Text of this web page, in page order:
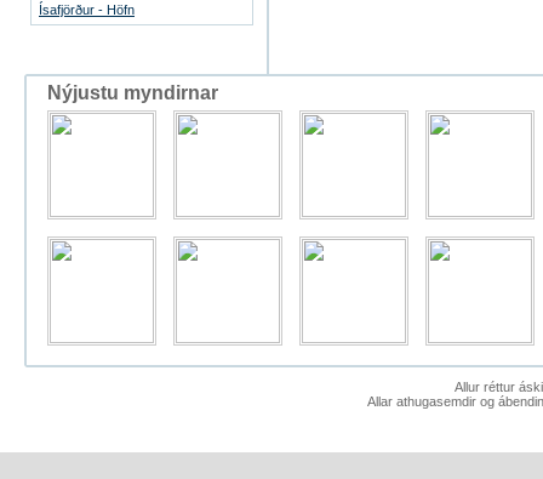
Ísafjörður - Höfn
Nýjustu myndirnar
Allur réttur
Allar athugasemdir og